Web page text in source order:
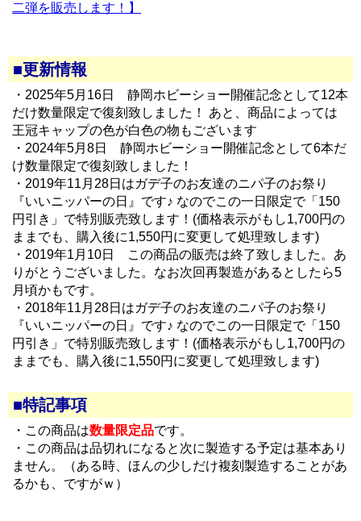
二弾を販売します！】
■更新情報
・2025年5月16日 静岡ホビーショー開催記念として12本
だけ数量限定で復刻致しました！ あと、商品によっては
王冠キャップの色が白色の物もございます
・2024年5月8日 静岡ホビーショー開催記念として6本だ
け数量限定で復刻致しました！
・2019年11月28日はガデ子のお友達のニパ子のお祭り
『いいニッパーの日』です♪ なのでこの一日限定で「150
円引き」で特別販売致します！(価格表示がもし1,700円の
ままでも、購入後に1,550円に変更して処理致します)
・2019年1月10日 この商品の販売は終了致しました。あ
りがとうございました。なお次回再製造があるとしたら5
月頃かもです。
・2018年11月28日はガデ子のお友達のニパ子のお祭り
『いいニッパーの日』です♪ なのでこの一日限定で「150
円引き」で特別販売致します！(価格表示がもし1,700円の
ままでも、購入後に1,550円に変更して処理致します)
■特記事項
・この商品は数量限定品です。
・この商品は品切れになると次に製造する予定は基本あり
ません。（ある時、ほんの少しだけ複刻製造することがあ
るかも、ですがｗ）